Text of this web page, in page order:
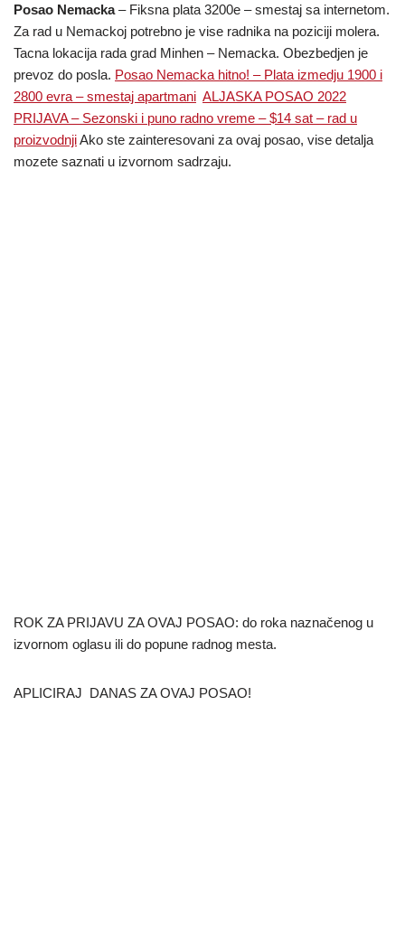
Posao Nemacka– Fiksna plata 3200e – smestaj sa internetom.
Za rad u Nemackoj potrebno je vise radnika na poziciji molera.
Tacna lokacija rada grad Minhen – Nemacka. Obezbedjen je
prevoz do posla. Posao Nemacka hitno! – Plata izmedju 1900 i
2800 evra – smestaj apartmani ALJASKA POSAO 2022
PRIJAVA – Sezonski i puno radno vreme – $14 sat – rad u
proizvodnjiAko ste zainteresovani za ovaj posao, vise detalja
mozete saznati u izvornom sadrzaju.
ROK ZA PRIJAVU ZA OVAJ POSAO: do roka naznačenog u
izvornom oglasu ili do popune radnog mesta.
APLICIRAJ DANAS ZA OVAJ POSAO!